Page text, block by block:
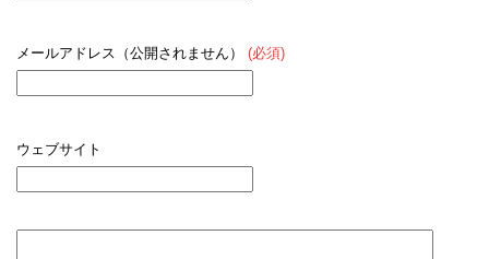
メールアドレス（公開されません） (必須)
ウェブサイト